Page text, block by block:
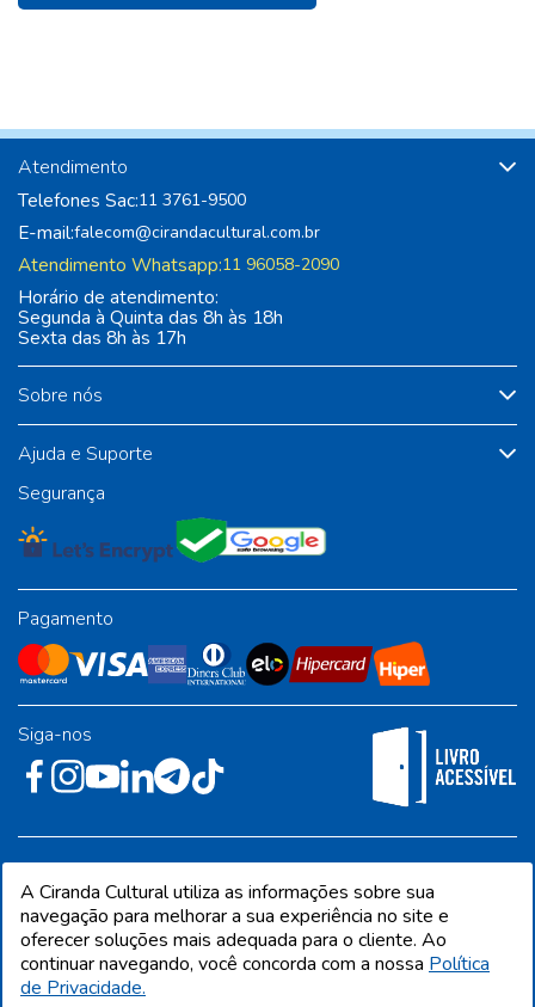
Sobre nós
Ajuda e Suporte
Atendimento
Telefones Sac:11 3761-9500
E-mail:falecom@cirandacultural.com.br
Atendimento Whatsapp:11 96058-2090
Horário de atendimento:
Segunda à Quinta das 8h às 18h
Sexta das 8h às 17h
Segurança
Pagamento
Siga-nos
Industrial - Jandira/SP - CEP 06612-001
CIRANDA CULTURAL EDITORA E DISTRIBUIDORA LTDA. Todos os direitos
A Ciranda Cultural utiliza as informações sobre sua
navegação para melhorar a sua experiência no site e
oferecer soluções mais adequada para o cliente. Ao
continuar navegando, você concorda com a nossa Política
de Privacidade.